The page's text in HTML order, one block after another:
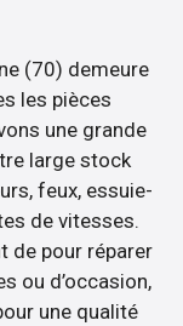
(70) demeure
les pièces
une grande
large stock
feux, essuie-
de vitesses.
de pour réparer
ou d’occasion,
une qualité